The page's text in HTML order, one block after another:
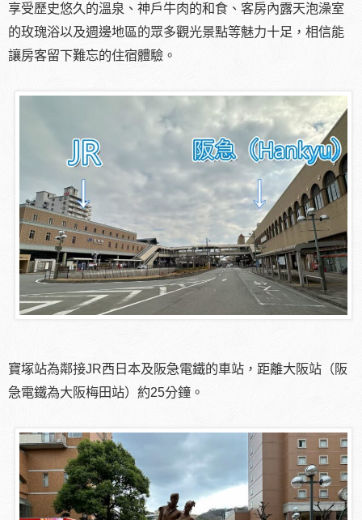
享受歷史悠久的溫泉、神戶牛肉的和食、客房內露天泡澡室
的玫瑰浴以及週邊地區的眾多觀光景點等魅力十足，相信能
讓房客留下難忘的住宿體驗。
寶塚站為鄰接JR西日本及阪急電鐵的車站，距離大阪站（阪
急電鐵為大阪梅田站）約25分鐘。